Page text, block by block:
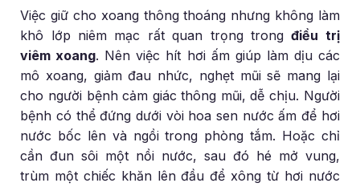
Việc giữ cho xoang thông thoáng nhưng không làm
khô lớp niêm mạc rất quan trọng trongđiều trị
viêm xoang. Nên việc hít hơi ấm giúp làm dịu các
mô xoang, giảm đau nhức, nghẹt mũi sẽ mang lại
cho người bệnh cảm giác thông mũi, dễ chịu. Người
bệnh có thể đứng dưới vòi hoa sen nước ấm để hơi
nước bốc lên và ngồi trong phòng tắm. Hoặc chỉ
cần đun sôi một nồi nước, sau đó hé mở vung,
trùm một chiếc khăn lên đầu để xông từ hơi nước